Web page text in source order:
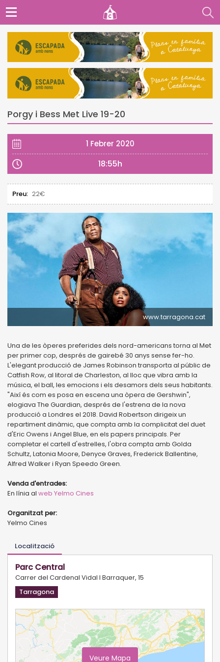
Porgy i Bess Met Live 19-20
1 Febrer 2020
18:55h
Preu: 22€
www.tarragona.cat
Una de les òperes preferides dels nord-americans torna al Met
per primer cop, després de gairebé 30 anys sense fer-ho.
L'elegant producció de James Robinson transporta al públic de
Catfish Row, al litoral de Charleston, al lloc que vibra amb la
música, el ball, les emocions i els desamors dels seus habitants.
"Així és com es posa en escena una òpera de Gershwin",
elogiava The Guardian, després de l'estrena de la nova
producció a Londres el 2018. David Robertson dirigeix un
repartiment dinàmic, que compta amb la complicitat del duet
d'Eric Owens i Angel Blue, en els papers principals. Per
completar el cartell d'estrelles, l'obra compta amb Golda
Schultz, Latonia Moore, Denyce Graves, Frederick Ballentine,
Alfred Walker i Ryan Speedo Green.
Venda d'entrades:
En línia al web Yelmo Cines
Organitzat per:
Yelmo Cines
Localització
Parc Central
Carrer del Cardenal Vidal I Barraquer, 15
Tarragona
Veure Mapa